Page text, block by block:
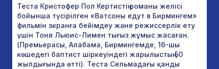
Теста Кристофер Пол Кертистің романы желісі
бойынша түсірілген «Ватсоны едут в Бирмингем»
фильмін экранға бейімдеу және режиссерлік ету
үшін Тоня Льюис-Лимен тығыз жұмыс жасаған.
(Премьерасы, Алабама, Бирмингемде, 16-шы
көшедегі баптист шіркеуіндегі жарылыстың 50
жылдығында өтті). Теста Сельмадағы қанды